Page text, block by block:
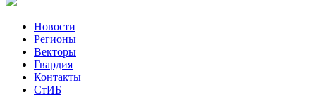
Новости
Регионы
Векторы
Гвардия
Контакты
СтИБ